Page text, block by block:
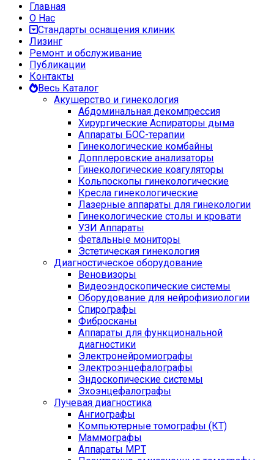
Главная
О Нас
Стандарты оснащения клиник
Лизинг
Ремонт и обслуживание
Публикации
Контакты
Весь Каталог
Акушерство и гинекология
Абдоминальная декомпрессия
Хирургические Аспираторы дыма
Аппараты БОС-терапии
Гинекологические комбайны
Допплеровские анализаторы
Гинекологические коагуляторы
Кольпоскопы гинекологические
Кресла гинекологические
Лазерные аппараты для гинекологии
Гинекологические столы и кровати
УЗИ Аппараты
Фетальные мониторы
Эстетическая гинекология
Диагностическое оборудование
Веновизоры
Видеоэндоскопические системы
Оборудование для нейрофизиологии
Спирографы
Фибросканы
Аппараты для функциональной
диагностики
Электронейромиографы
Электроэнцефалографы
Эндоскопические системы
Эхоэнцефалографы
Лучевая диагностика
Ангиографы
Компьютерные томографы (КТ)
Маммографы
Аппараты МРТ